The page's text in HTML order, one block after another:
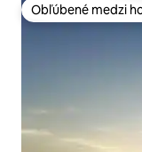
Obľúbené medzi
Obľúbené medzi